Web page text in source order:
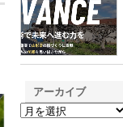
アーカイブ